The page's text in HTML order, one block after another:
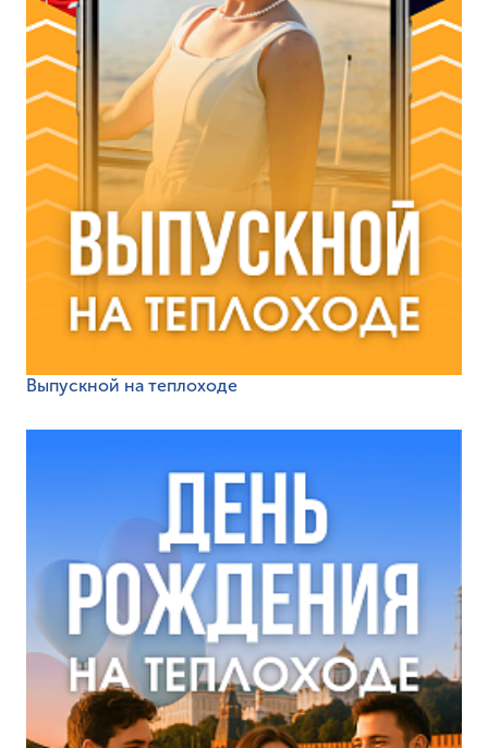
Выпускной на теплоходе